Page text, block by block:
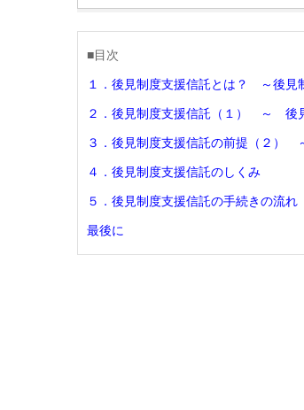
■目次
１．後見制度支援信託とは？ ～後見
２．後見制度支援信託（１） ～ 後
３．後見制度支援信託の前提（２）
４．後見制度支援信託のしくみ
５．後見制度支援信託の手続きの流れ
最後に